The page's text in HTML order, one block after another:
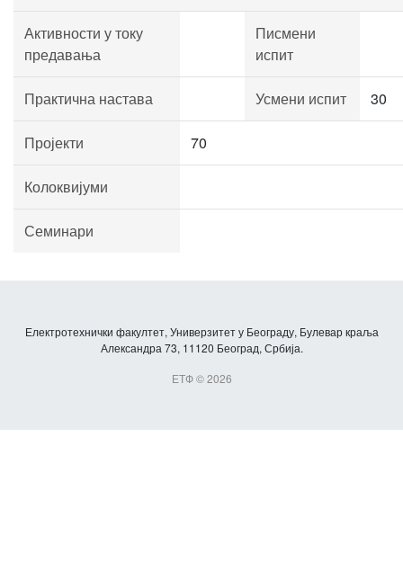
Активности у току
предавања
Писмени
испит
Практична настава Усмени испит 30
Пројекти 70
Колоквијуми
Семинари
Електротехнички факултет, Универзитет у Београду, Булевар краља
Александра 73, 11120 Београд, Србија.
ЕТФ © 2026